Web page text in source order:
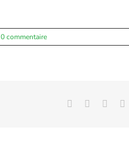
0 commentaire
Facebook Reddit